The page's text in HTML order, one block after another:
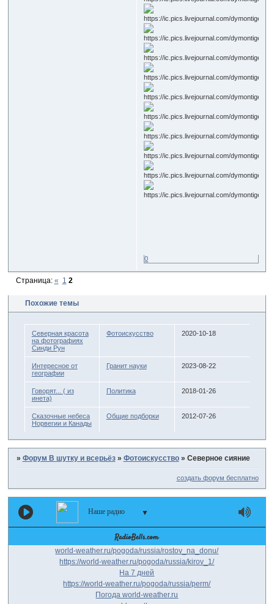
0
Страница: « 1 2
Похожие темы
Северная красота
на фотографиях
Синди Рун
Фотоискусство 2020-10-18
Интересное от
географии
Гранит науки 2023-08-22
Говорят... ( из
инета)
Политика 2018-01-26
Сказочные небеса
Норвегии и Канады
Общие подборки 2012-07-26
» Форум В шутку и всерьёз » Фотоискусство » Северное сияние
создать форум бесплатно
Наше радио ▼
world-weather.ru/pogoda/russia/rostov_na_donu/
https://world-weather.ru/pogoda/russia/kirov_1/
На 7 дней
https://world-weather.ru/pogoda/russia/perm/
Погода world-weather.ru